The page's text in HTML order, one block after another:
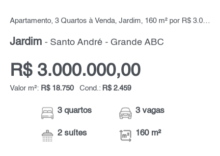
Apartamento, 3 Quartos à Venda, Jardim, 160 m² por R$ 3.000.000,00
Jardim - Santo André - Grande ABC
R$ 3.000.000,00
Valor m²: R$ 18.750 Cond.: R$ 2.459
3 quartos
2 suítes
3 vagas
160 m²